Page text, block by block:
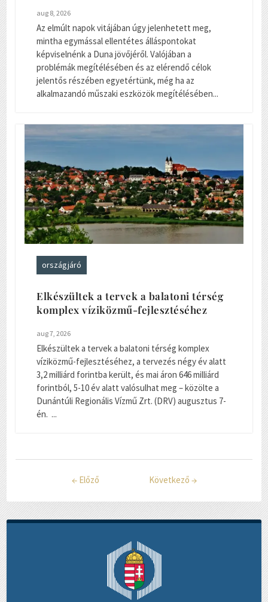
aug 8, 2026
Az elmúlt napok vitájában úgy jelenhetett meg,
mintha egymással ellentétes álláspontokat
képviselnénk a Duna jövőjéről. Valójában a
problémák megítélésében és az elérendő célok
jelentős részében egyetértünk, még ha az
alkalmazandó műszaki eszközök megítélésében...
országjáró
Elkészültek a tervek a balatoni térség
komplex víziközmű-fejlesztéséhez
aug 7, 2026
Elkészültek a tervek a balatoni térség komplex
víziközmű-fejlesztéséhez, a tervezés négy év alatt
3,2 milliárd forintba került, és mai áron 646 milliárd
forintból, 5-10 év alatt valósulhat meg – közölte a
Dunántúli Regionális Vízmű Zrt. (DRV) augusztus 7-
én. ...
← Előző Következő →